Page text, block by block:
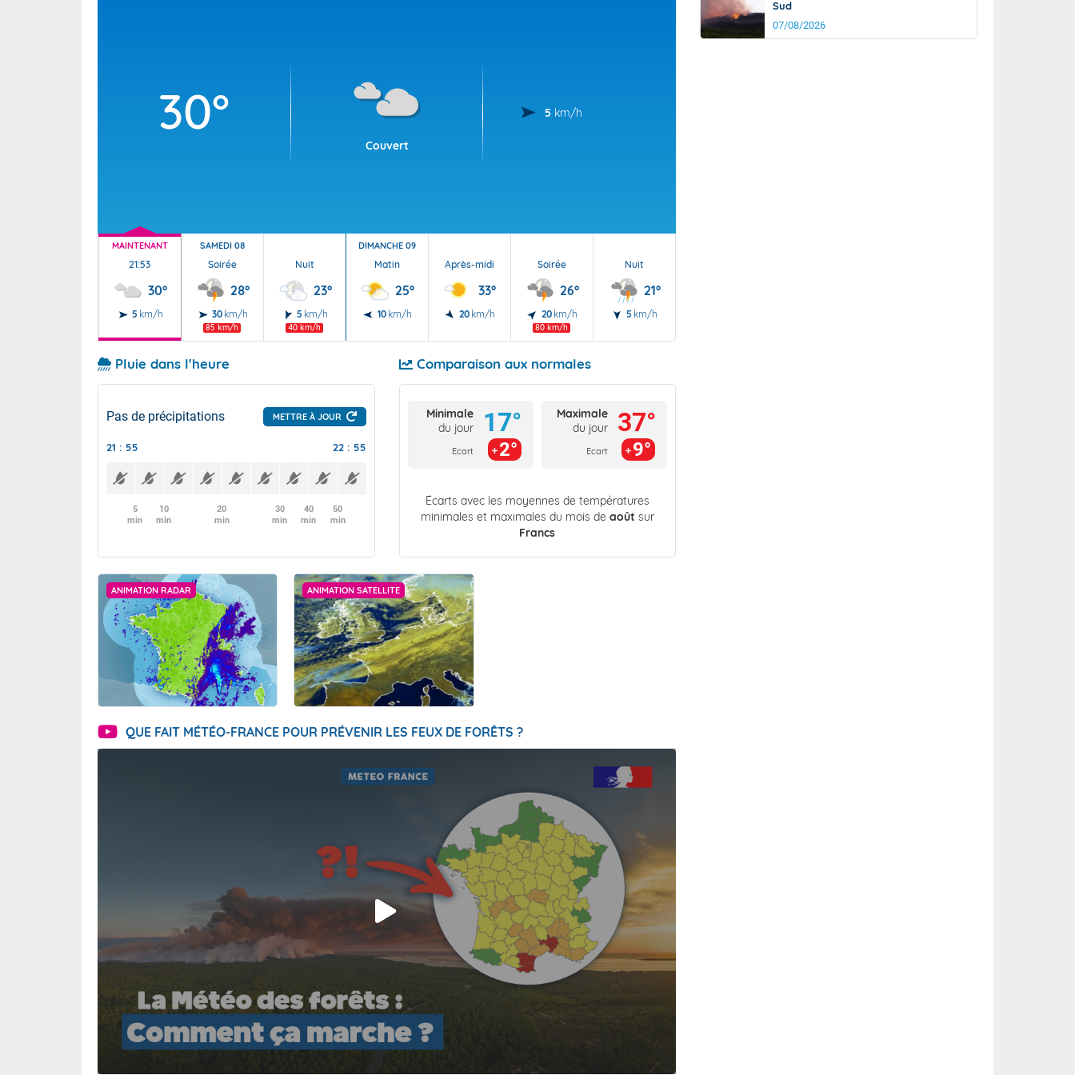
30°
Couvert
5 km/h
MAINTENANT
21:53
30°
5 km/h
SAMEDI 08
Soirée
28°
30 km/h
85 km/h
Nuit
23°
5 km/h
40 km/h
DIMANCHE 09
Matin
25°
10 km/h
Après-midi
33°
20 km/h
Soirée
26°
20 km/h
80 km/h
Nuit
21°
5 km/h
Pluie dans l'heure
Pas de précipitations METTRE À JOUR
21 : 55 22 : 55
5
min
10
min
20
min
30
min
40
min
50
min
Comparaison aux normales
Minimale
du jour
Ecart
17°
2°
Maximale
du jour
Ecart
37°
9°
Écarts avec les moyennes de températures
minimales et maximales du mois de août sur
Francs
ANIMATION RADAR ANIMATION SATELLITE
QUE FAIT MÉTÉO-FRANCE POUR PRÉVENIR LES FEUX DE FORÊTS ?
Sud
07/08/2026